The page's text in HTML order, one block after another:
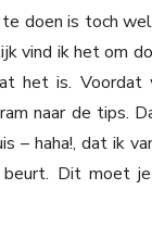
doen is toch
vind ik het om
het is. Voordat
naar de tips.
– haha!, dat ik
Dit moet